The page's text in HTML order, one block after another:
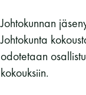
Johtokunnan
Johtokunta
odotetaan
kokouksiin.